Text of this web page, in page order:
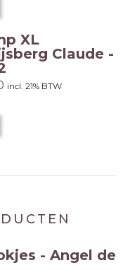
XL
Claude -
incl. 21% BTW
- Angel de